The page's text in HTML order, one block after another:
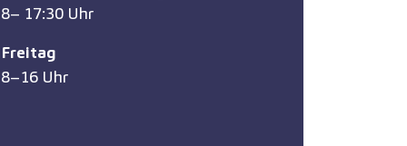
8– 17:30 Uhr
Freitag
8–16 Uhr